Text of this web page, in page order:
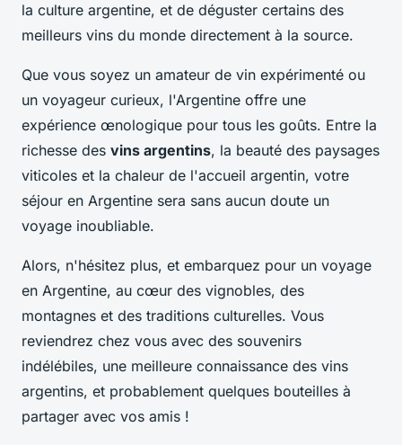
la culture argentine, et de déguster certains des
meilleurs vins du monde directement à la source.
Que vous soyez un amateur de vin expérimenté ou
un voyageur curieux, l'Argentine offre une
expérience œnologique pour tous les goûts. Entre la
richesse des vins argentins, la beauté des paysages
viticoles et la chaleur de l'accueil argentin, votre
séjour en Argentine sera sans aucun doute un
voyage inoubliable.
Alors, n'hésitez plus, et embarquez pour un voyage
en Argentine, au cœur des vignobles, des
montagnes et des traditions culturelles. Vous
reviendrez chez vous avec des souvenirs
indélébiles, une meilleure connaissance des vins
argentins, et probablement quelques bouteilles à
partager avec vos amis !